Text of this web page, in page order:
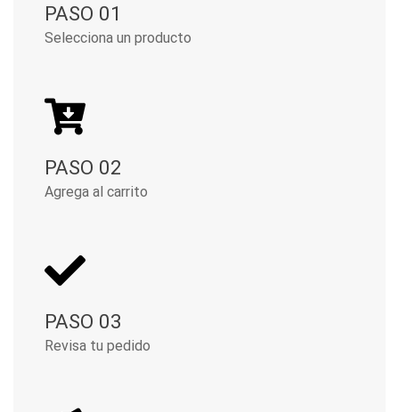
PASO 01
Selecciona un producto
PASO 02
Agrega al carrito
PASO 03
Revisa tu pedido